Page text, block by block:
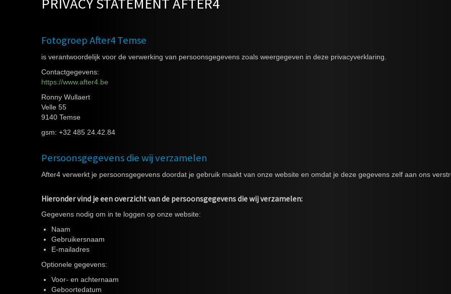
Fotogroep After4 Temse
is verantwoordelijk voor de verwerking van persoonsgegevens zoals weergegeven in deze privacyverklaring.
Contactgegevens:
https://www.after4.be
Ronny Wullaert
Velle 55
9140 Temse
gsm: +32 485 24.42.84
Persoonsgegevens die wij verzamelen
After4 verwerkt je persoonsgegevens doordat je gebruik maakt van onze website en omdat je deze gegevens zelf aan ons
Hieronder vind je een overzicht van de persoonsgegevens die wij verzamelen:
Gegevens nodig om in te loggen op onze website:
Naam
Gebruikersnaam
E-mailadres
Optionele gegevens:
Voor- en achternaam
Geboortedatum